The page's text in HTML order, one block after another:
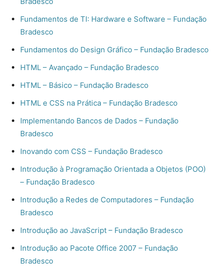
Fundamentos de TI: Hardware e Software – Fundação
Bradesco
Fundamentos do Design Gráfico – Fundação Bradesco
HTML – Avançado – Fundação Bradesco
HTML – Básico – Fundação Bradesco
HTML e CSS na Prática – Fundação Bradesco
Implementando Bancos de Dados – Fundação
Bradesco
Inovando com CSS – Fundação Bradesco
Introdução à Programação Orientada a Objetos (POO)
– Fundação Bradesco
Introdução a Redes de Computadores – Fundação
Bradesco
Introdução ao JavaScript – Fundação Bradesco
Introdução ao Pacote Office 2007 – Fundação
Bradesco